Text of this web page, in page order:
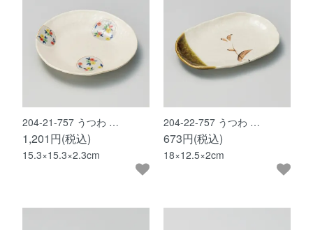
204-21-757 うつわ …
1,201円(税込)
15.3×15.3×2.3cm
204-22-757 うつわ …
673円(税込)
18×12.5×2cm